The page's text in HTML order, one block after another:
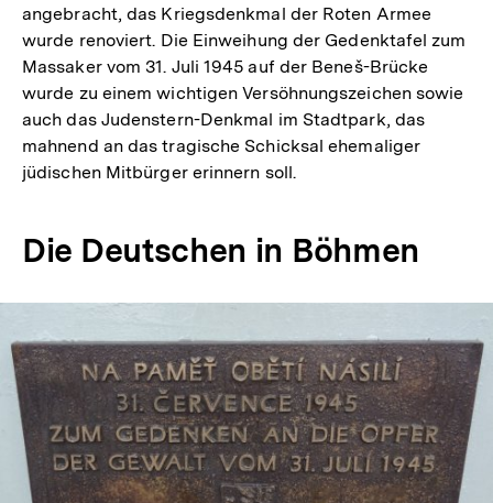
angebracht, das Kriegsdenkmal der Roten Armee
wurde renoviert. Die Einweihung der Gedenktafel zum
Massaker vom 31. Juli 1945 auf der Beneš-Brücke
wurde zu einem wichtigen Versöhnungszeichen sowie
auch das Judenstern-Denkmal im Stadtpark, das
mahnend an das tragische Schicksal ehemaliger
jüdischen Mitbürger erinnern soll.
Die Deutschen in Böhmen
In
Lightbox